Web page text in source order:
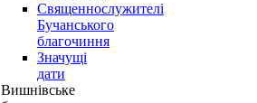
Священнослужителі
Бучанського
благочиння
Значущі
дати
Вишнівське